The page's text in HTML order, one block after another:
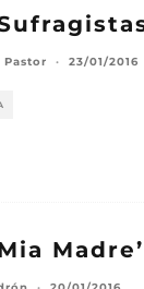
Pastor · 23/01/2016
Madre’